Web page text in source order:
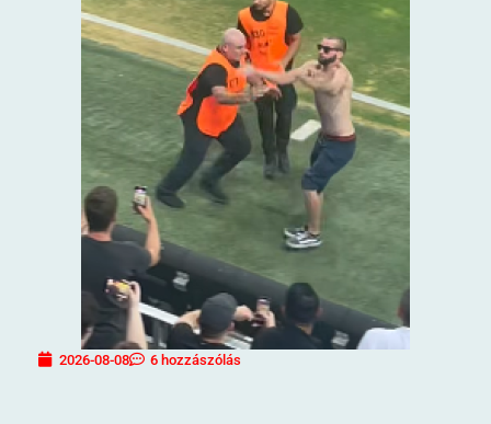
2026-08-08 6 hozzászólás